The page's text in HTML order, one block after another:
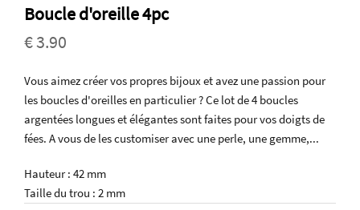
Boucle d'oreille 4pc
€ 3.90
Vous aimez créer vos propres bijoux et avez une passion pour
les boucles d'oreilles en particulier ? Ce lot de 4 boucles
argentées longues et élégantes sont faites pour vos doigts de
fées. A vous de les customiser avec une perle, une gemme,...
Hauteur : 42 mm
Taille du trou : 2 mm